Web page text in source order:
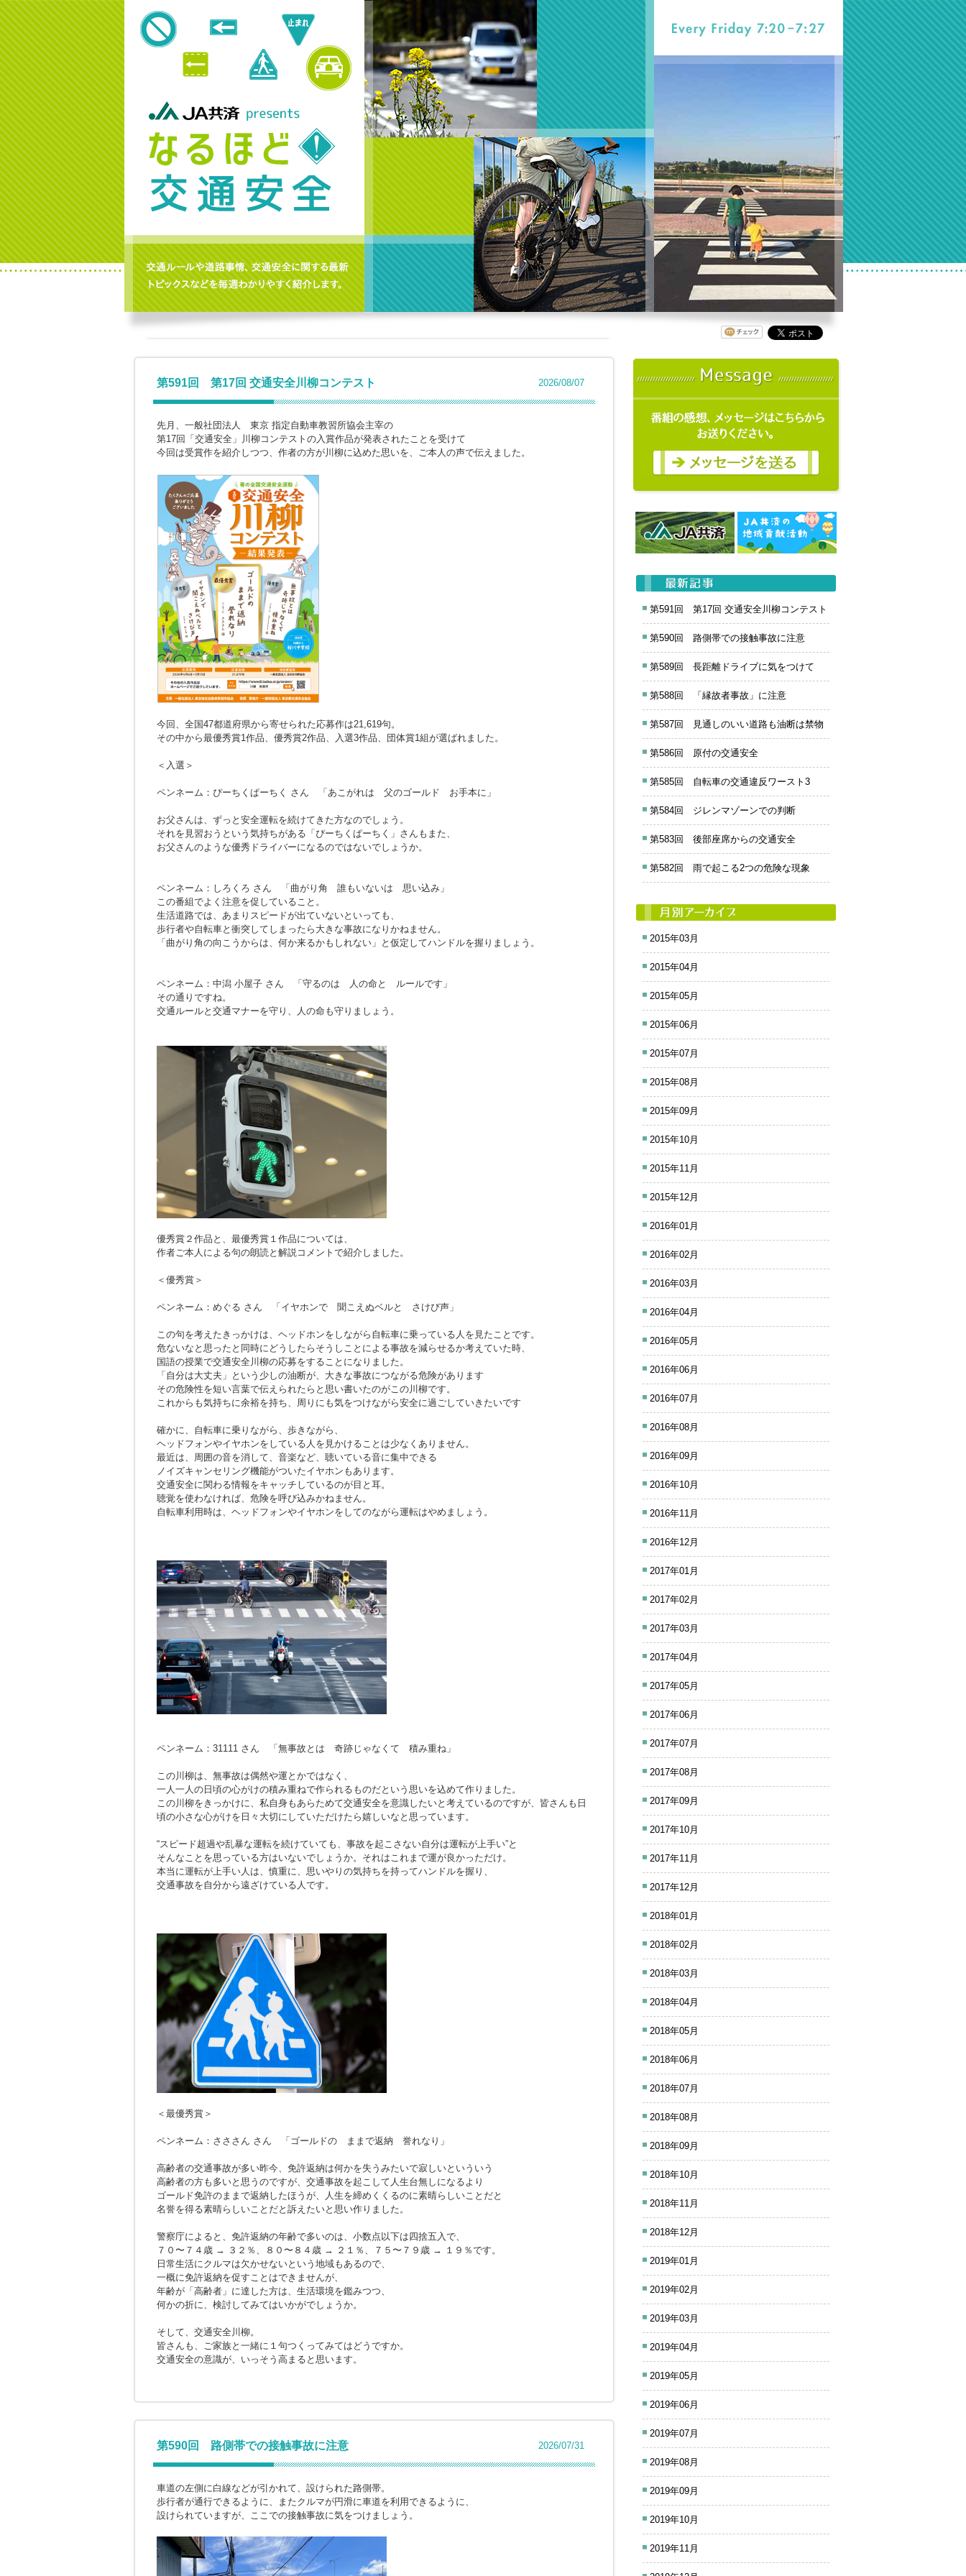
第591回 第17回 交通安全川柳コンテスト 2026/08/07
先月、一般社団法人 東京 指定自動車教習所協会主宰の
第17回「交通安全」川柳コンテストの入賞作品が発表されたことを受けて
今回は受賞作を紹介しつつ、作者の方が川柳に込めた思いを、ご本人の声で伝えました。
今回、全国47都道府県から寄せられた応募作は21,619句。
その中から最優秀賞1作品、優秀賞2作品、入選3作品、団体賞1組が選ばれました。
＜入選＞
ペンネーム：ぴーちくぱーちく さん 「あこがれは 父のゴールド お手本に」
お父さんは、ずっと安全運転を続けてきた方なのでしょう。
それを見習おうという気持ちがある「ぴーちくぱーちく」さんもまた、
お父さんのような優秀ドライバーになるのではないでしょうか。
ペンネーム：しろくろ さん
「曲がり角 誰もいないは 思い込み」
この番組でよく注意を促していること。
生活道路では、あまりスピードが出ていないといっても、
歩行者や自転車と衝突してしまったら大きな事故になりかねません。
「曲がり角の向こうからは、何か来るかもしれない」と仮定してハンドルを握りましょう。
ペンネーム：中潟 小屋子 さん 「 守るのは 人の命と ルールです」
その通りですね。
交通ルールと交通マナーを守り、人の命も守りましょう。
優秀賞２作品と、最優秀賞１作品については、
作者ご本人による句の朗読と解説コメントで紹介しました。
＜優秀賞＞
ペンネーム：めぐる さん 「イヤホンで 聞こえぬベルと さけび声」
この句を考えたきっかけは、ヘッドホンをしながら自転車に乗っている人を見たことです。
危ないなと思ったと同時にどうしたらそうしことによる事故を減らせるか考えていた時、
国語の授業で交通安全川柳の応募をすることになりました。
「自分は大丈夫」という少しの油断が、大きな事故につながる危険があります
その危険性を短い言葉で伝えられたらと思い書いたのがこの川柳です。
これからも気持ちに余裕を持ち、周りにも気をつけながら安全に過ごしていきたいです
確かに、自転車に乗りながら、歩きながら、
ヘッドフォンやイヤホンをしている人を見かけることは少なくありません。
最近は、周囲の音を消して、音楽など、聴いている音に集中できる
ノイズキャンセリング機能がついたイヤホンもあります。
交通安全に関わる情報をキャッチしているのが目と耳。
聴覚を使わなければ、危険を呼び込みかねません。
自転車利用時は、ヘッドフォンやイヤホンをしてのながら運転はやめましょう。
ペンネーム：31111 さん 「無事故とは 奇跡じゃなくて 積み重ね」
この川柳は、無事故は偶然や運とかではなく、
一人一人の日頃の心がけの積み重ねで作られるものだという思いを込めて作りました。
この川柳をきっかけに、私自身もあらためて交通安全を意識したいと考えているのですが、皆さんも日
頃の小さな心がけを日々大切にしていただけたら嬉しいなと思っています。
“スピード超過や乱暴な運転を続けていても、事故を起こさない自分は運転が上手い”と
そんなことを思っている方はいないでしょうか。それはこれまで運が良かっただけ。
本当に運転が上手い人は、慎重に、思いやりの気持ちを持ってハンドルを握り、
交通事故を自分から遠ざけている人です。
＜最優秀賞＞
ペンネーム：さささん さん 「ゴールドの ままで返納 誉れなり」
高齢者の交通事故が多い昨今、免許返納は何かを失うみたいで寂しいといういう
高齢者の方も多いと思うのですが、交通事故を起こして人生台無しになるより
ゴールド免許のままで返納したほうが、人生を締めくくるのに素晴らしいことだと
名誉を得る素晴らしいことだと訴えたいと思い作りました。
警察庁によると、免許返納の年齢で多いのは、小数点以下は四捨五入で、
７０〜７４歳 → ３２％、８０〜８４歳 → ２１％、７５〜７９歳 → １９％です。
日常生活にクルマは欠かせないという地域もあるので、
一概に免許返納を促すことはできませんが、
年齢が「高齢者」に達した方は、生活環境を鑑みつつ、
何かの折に、検討してみてはいかがでしょうか。
そして、交通安全川柳。
皆さんも、ご家族と一緒に１句つくってみてはどうですか。
交通安全の意識が、いっそう高まると思います。
第590回 路側帯での接触事故に注意 2026/07/31
車道の左側に白線などが引かれて、設けられた路側帯。
歩行者が通行できるように、またクルマが円滑に車道を利用できるように、
設けられていますが、ここでの接触事故に気をつけましょう。
第591回 第17回 交通安全川柳コンテスト
第590回 路側帯での接触事故に注意
第589回 長距離ドライブに気をつけて
第588回 「縁故者事故」に注意
第587回 見通しのいい道路も油断は禁物
第586回 原付の交通安全
第585回 自転車の交通違反ワースト3
第584回 ジレンマゾーンでの判断
第583回 後部座席からの交通安全
第582回 雨で起こる2つの危険な現象
2015年03月
2015年04月
2015年05月
2015年06月
2015年07月
2015年08月
2015年09月
2015年10月
2015年11月
2015年12月
2016年01月
2016年02月
2016年03月
2016年04月
2016年05月
2016年06月
2016年07月
2016年08月
2016年09月
2016年10月
2016年11月
2016年12月
2017年01月
2017年02月
2017年03月
2017年04月
2017年05月
2017年06月
2017年07月
2017年08月
2017年09月
2017年10月
2017年11月
2017年12月
2018年01月
2018年02月
2018年03月
2018年04月
2018年05月
2018年06月
2018年07月
2018年08月
2018年09月
2018年10月
2018年11月
2018年12月
2019年01月
2019年02月
2019年03月
2019年04月
2019年05月
2019年06月
2019年07月
2019年08月
2019年09月
2019年10月
2019年11月